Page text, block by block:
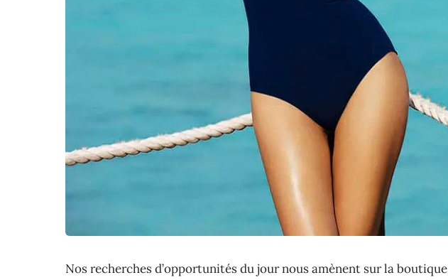
Nos recherches d’opportunités du jour nous amènent sur la boutique